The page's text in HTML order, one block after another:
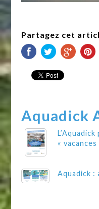
Partagez cet
Aquadick
«
Aquadick :